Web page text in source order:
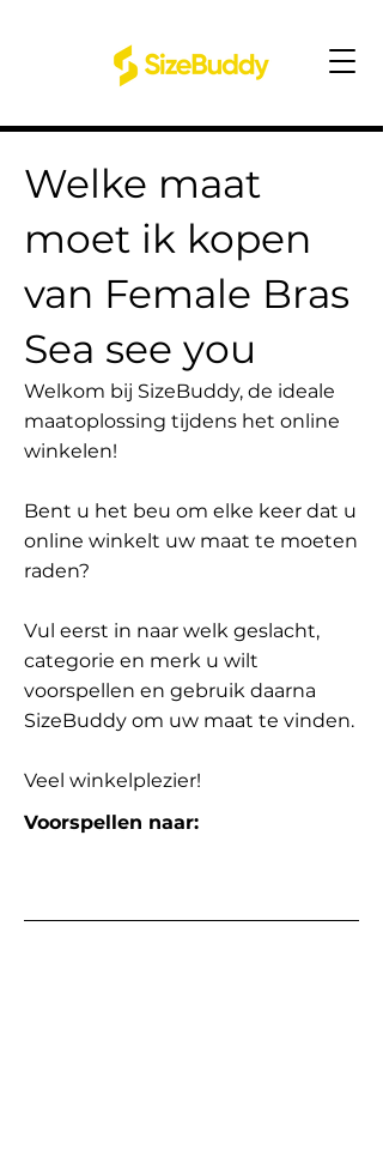
Welke maat
moet ik kopen
van Female Bras
Sea see you
Welkom bij SizeBuddy, de ideale
maatoplossing tijdens het online
winkelen!
Bent u het beu om elke keer dat u
online winkelt uw maat te moeten
raden?
Vul eerst in naar welk geslacht,
categorie en merk u wilt
voorspellen en gebruik daarna
SizeBuddy om uw maat te vinden.
Veel winkelplezier!
Voorspellen naar: